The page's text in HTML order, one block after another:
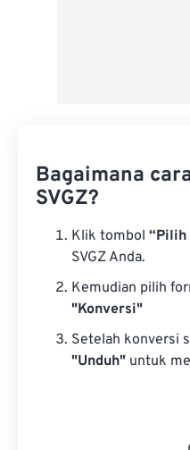
Bagaimana
SVGZ?
Klik tombol “Pilih
SVGZ Anda.
Kemudian pilih
"Konversi"
Setelah konversi
"Unduh" untuk